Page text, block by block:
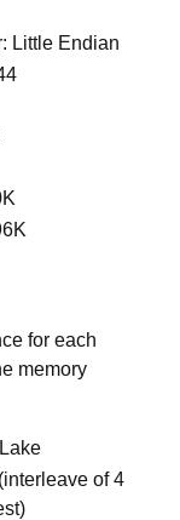
Little Endian
for each
memory
of 4